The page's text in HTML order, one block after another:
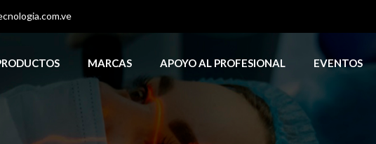
MARCAS APOYO AL PROFESIONAL EVENTOS